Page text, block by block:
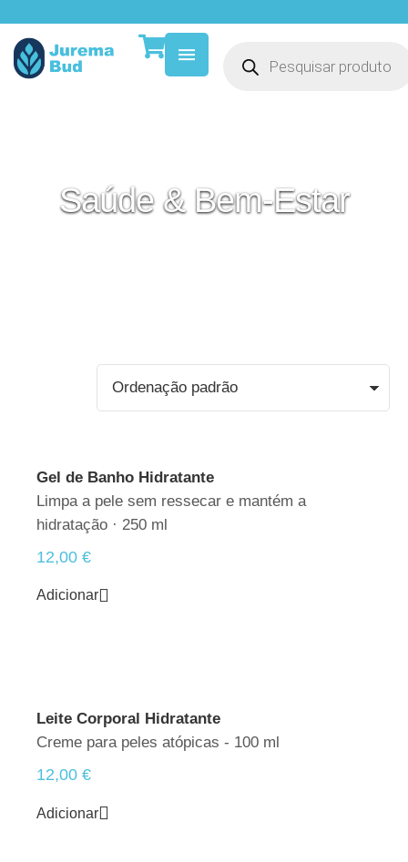
Saúde & Bem-Estar
Gel de Banho Hidratante
Limpa a pele sem ressecar e mantém a
hidratação · 250 ml
12,00 €
Adicionar
Leite Corporal Hidratante
Creme para peles atópicas - 100 ml
12,00 €
Adicionar